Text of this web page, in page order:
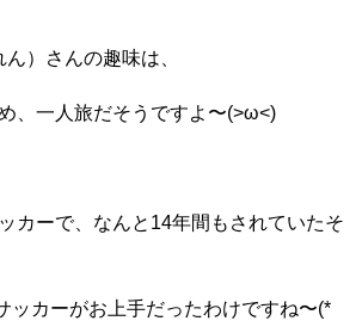
）さんの趣味は、
、一人旅だそうですよ〜(>ω<)
カーで、なんと14年間もされていたそ
ッカーがお上手だったわけですね〜(*